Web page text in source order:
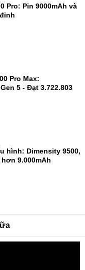
Pro: Pin 9000mAh và
Pro Max:
5 - Đạt 3.722.803
hình: Dimensity 9500,
9.000mAh